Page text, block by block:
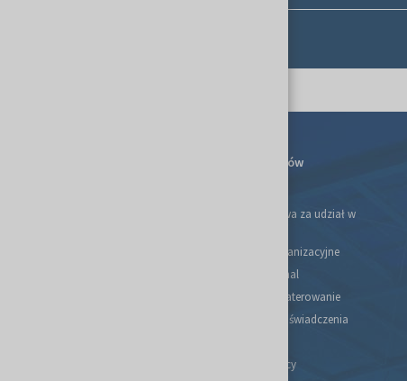
Dla Wystawców
Ulga podatkowa za udział w
Informacje organizacyjne
Plan targów i hal
Podróż i zakwaterowanie
Regulaminy i oświadczenia
Portal Wystawcy